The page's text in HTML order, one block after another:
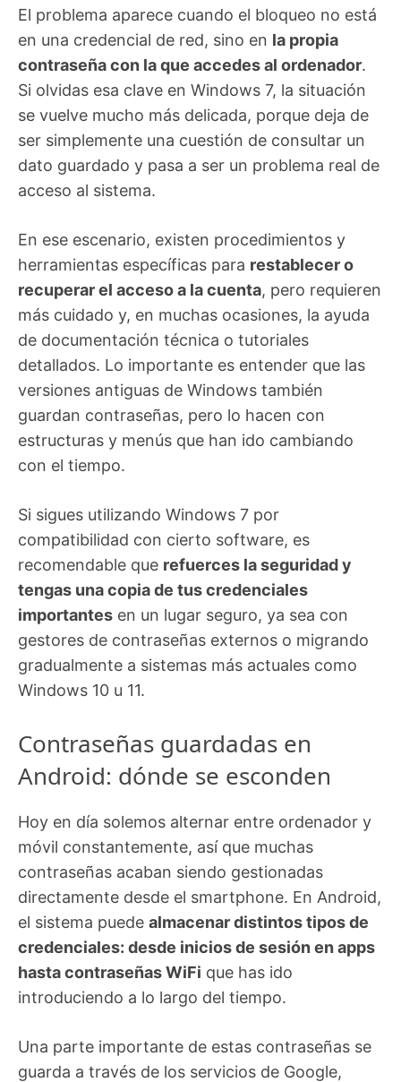
El problema aparece cuando el bloqueo no está
en una credencial de red, sino en la propia
contraseña con la que accedes al ordenador.
Si olvidas esa clave en Windows 7, la situación
se vuelve mucho más delicada, porque deja de
ser simplemente una cuestión de consultar un
dato guardado y pasa a ser un problema real de
acceso al sistema.
En ese escenario, existen procedimientos y
herramientas específicas para restablecer o
recuperar el acceso a la cuenta, pero requieren
más cuidado y, en muchas ocasiones, la ayuda
de documentación técnica o tutoriales
detallados. Lo importante es entender que las
versiones antiguas de Windows también
guardan contraseñas, pero lo hacen con
estructuras y menús que han ido cambiando
con el tiempo.
Si sigues utilizando Windows 7 por
compatibilidad con cierto software, es
recomendable que refuerces la seguridad y
tengas una copia de tus credenciales
importantes en un lugar seguro, ya sea con
gestores de contraseñas externos o migrando
gradualmente a sistemas más actuales como
Windows 10 u 11.
Contraseñas guardadas en
Android: dónde se esconden
Hoy en día solemos alternar entre ordenador y
móvil constantemente, así que muchas
contraseñas acaban siendo gestionadas
directamente desde el smartphone. En Android,
el sistema puede almacenar distintos tipos de
credenciales: desde inicios de sesión en apps
hasta contraseñas WiFi que has ido
introduciendo a lo largo del tiempo.
Una parte importante de estas contraseñas se
guarda a través de los servicios de Google,